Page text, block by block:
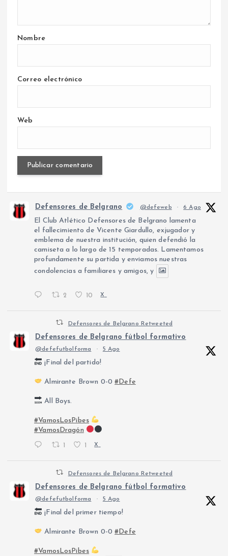
Nombre
Correo electrónico
Web
Defensores de Belgrano @defeweb · 6 Ago
El Club Atlético Defensores de Belgrano lamenta
el fallecimiento de Vicente Giardullo, exjugador y
emblema de nuestra institución, quien defendió la
camiseta a lo largo de 15 temporadas. Lamentamos
profundamente su partida y enviamos nuestras
condolencias a familiares y amigos, y
2 10 X
Defensores de Belgrano Retweeted
Defensores de Belgrano fútbol formativo
@defefutbolforma · 5 Ago
¡Final del partido!
Almirante Brown 0-0#Defe
All Boys.
#VamosLosPibes
#VamosDragón
1 1 X
Defensores de Belgrano Retweeted
Defensores de Belgrano fútbol formativo
@defefutbolforma · 5 Ago
¡Final del primer tiempo!
Almirante Brown 0-0#Defe
#VamosLosPibes